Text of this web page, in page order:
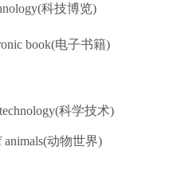
科技博览)
book(电子书籍)
科学技术)
animals(动物世界)